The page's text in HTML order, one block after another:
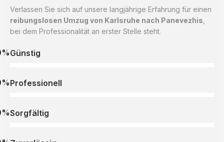
Verlassen Sie sich auf unsere langjährige Erfahrung für einen
reibungslosen Umzug von Karlsruhe nach Panevezhis
bei dem Professionalität an erster Stelle steht.
Günstig
Professionell
Sorgfältig